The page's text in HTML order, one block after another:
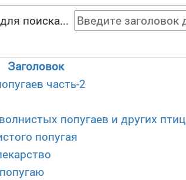
поиска...
Заголовок
часть-2
попугаев и других птиц
попугая